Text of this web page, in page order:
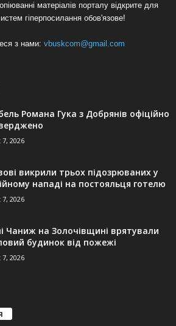
матеріалів порталу відкрите для
гіперпосилання обов'язове!
з нами: vbuskcom@gmail.com
Романа Гука з Добрянів офіційно
2026
викрили трьох підозрюваних у
нападі на постояльця готелю
2026
Чаниж на Золочівщині врятували
будинок від пожежі
2026